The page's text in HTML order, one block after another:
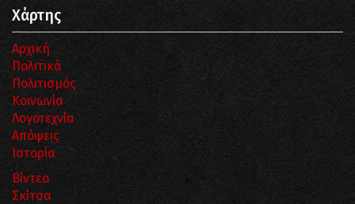
Χάρτης
Αρχική
Πολιτικά
Πολιτισμός
Κοινωνία
Λογοτεχνία
Απόψεις
Ιστορία
Βίντεο
Σκίτσα